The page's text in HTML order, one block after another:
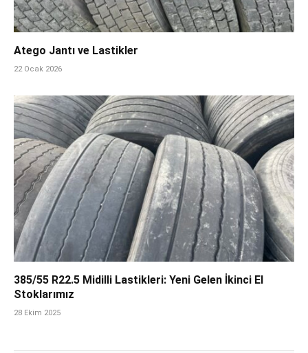
Atego Jantı ve Lastikler
22 Ocak 2026
385/55 R22.5 Midilli Lastikleri: Yeni Gelen İkinci El
Stoklarımız
28 Ekim 2025